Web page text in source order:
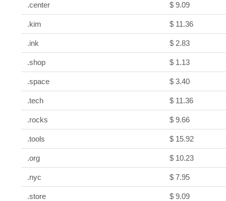
.center $ 9.09
.kim $ 11.36
.ink $ 2.83
.shop $ 1.13
.space $ 3.40
.tech $ 11.36
.rocks $ 9.66
.tools $ 15.92
.org $ 10.23
.nyc $ 7.95
.store $ 9.09